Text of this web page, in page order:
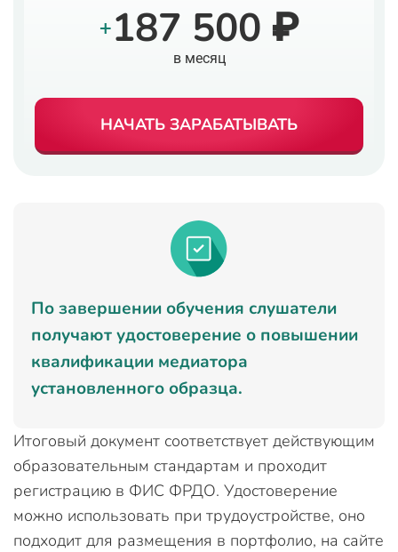
+187 500 ₽
в месяц
НАЧАТЬ ЗАРАБАТЫВАТЬ
По завершении обучения слушатели
получают удостоверение о повышении
квалификации медиатора
установленного образца.
Итоговый документ соответствует действующим
образовательным стандартам и проходит
регистрацию в ФИС ФРДО. Удостоверение
можно использовать при трудоустройстве, оно
подходит для размещения в портфолио, на сайте